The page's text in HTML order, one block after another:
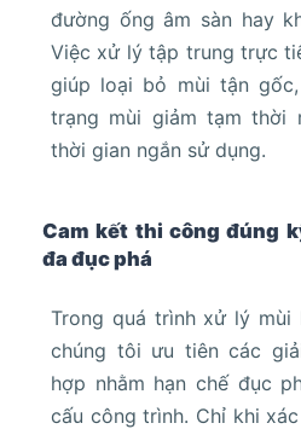
đường ống âm sàn hay
Việc xử lý tập trung trực
giúp loại bỏ mùi tận
trạng mùi giảm tạm thời
thời gian ngắn sử dụng.
Cam kết thi công đúng
đa đục phá
Trong quá trình xử lý mùi
chúng tôi ưu tiên các
hợp nhằm hạn chế đục
cấu công trình. Chỉ khi